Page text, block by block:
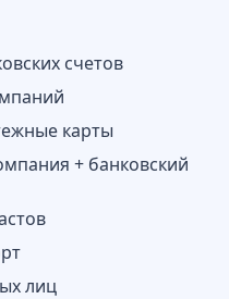
счетов
карты
+ банковский
лиц